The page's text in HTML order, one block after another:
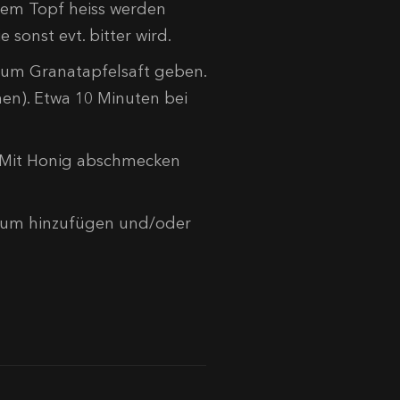
Topf heiss werden
sonst evt. bitter wird.
Granatapfelsaft geben.
Etwa 10 Minuten bei
Honig abschmecken
hinzufügen und/oder